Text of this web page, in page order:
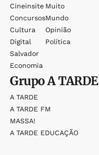
Cineinsite
Concursos
Cultura
Digital
Salvador
Economia
Muito
Mundo
Opinião
Política
GrupoA TARDE
A TARDE
A TARDE FM
MASSA!
A TARDE EDUCAÇÃO